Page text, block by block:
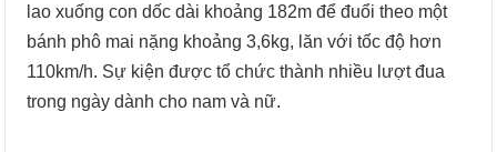
lao xuống con dốc dài khoảng 182m để đuổi theo một
bánh phô mai nặng khoảng 3,6kg, lăn với tốc độ hơn
110km/h. Sự kiện được tổ chức thành nhiều lượt đua
trong ngày dành cho nam và nữ.